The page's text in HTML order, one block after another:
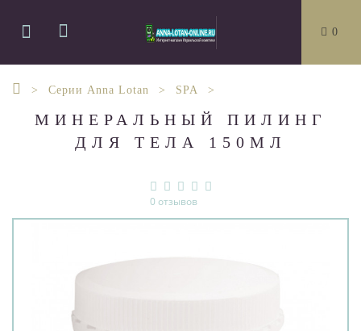
0
Серии Anna Lotan SPA
МИНЕРАЛЬНЫЙ ПИЛИНГ
ДЛЯ ТЕЛА 150МЛ
0 отзывов